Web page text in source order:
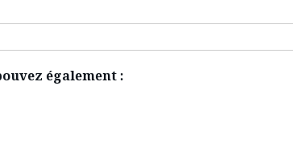
également :